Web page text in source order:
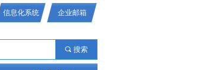
信息化系统 企业邮箱
끠 搜索